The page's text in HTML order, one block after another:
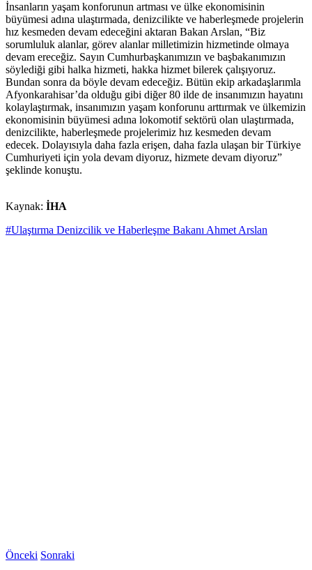
İnsanların yaşam konforunun artması ve ülke ekonomisinin
büyümesi adına ulaştırmada, denizcilikte ve haberleşmede projelerin
hız kesmeden devam edeceğini aktaran Bakan Arslan, “Biz
sorumluluk alanlar, görev alanlar milletimizin hizmetinde olmaya
devam ereceğiz. Sayın Cumhurbaşkanımızın ve başbakanımızın
söylediği gibi halka hizmeti, hakka hizmet bilerek çalışıyoruz.
Bundan sonra da böyle devam edeceğiz. Bütün ekip arkadaşlarımla
Afyonkarahisar’da olduğu gibi diğer 80 ilde de insanımızın hayatını
kolaylaştırmak, insanımızın yaşam konforunu arttırmak ve ülkemizin
ekonomisinin büyümesi adına lokomotif sektörü olan ulaştırmada,
denizcilikte, haberleşmede projelerimiz hız kesmeden devam
edecek. Dolayısıyla daha fazla erişen, daha fazla ulaşan bir Türkiye
Cumhuriyeti için yola devam diyoruz, hizmete devam diyoruz”
şeklinde konuştu.
Kaynak: İHA
#Ulaştırma Denizcilik ve Haberleşme Bakanı Ahmet Arslan
Önceki Sonraki